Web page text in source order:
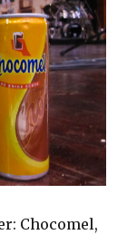
Chocomel,